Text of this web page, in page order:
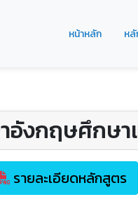
หน้าหลัก ห
อังกฤษศึกษา
รายละเอียดหลักสูตร